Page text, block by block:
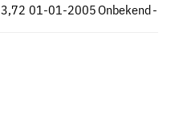
Onbekend
3,72 -
01-01-2005